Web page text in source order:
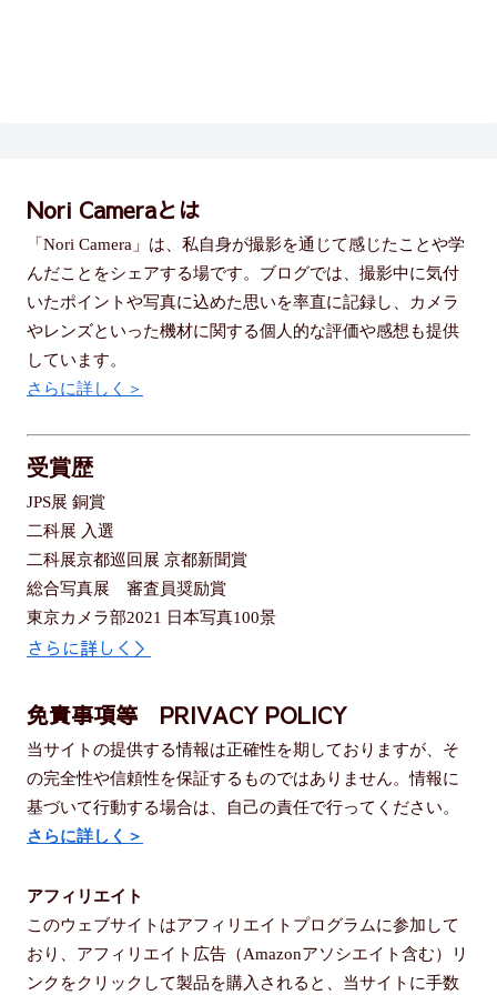
Nori Cameraとは
「Nori Camera」は、私自身が撮影を通じて感じたことや学
んだことをシェアする場です。ブログでは、撮影中に気付
いたポイントや写真に込めた思いを率直に記録し、カメラ
やレンズといった機材に関する個人的な評価や感想も提供
しています。
さらに詳しく＞
受賞歴
JPS展 銅賞
二科展 入選
二科展京都巡回展 京都新聞賞
総合写真展 審査員奨励賞
東京カメラ部2021 日本写真100景
さらに詳しく＞
免責事項等 PRIVACY POLICY
当サイトの提供する情報は正確性を期しておりますが、そ
の完全性や信頼性を保証するものではありません。情報に
基づいて行動する場合は、自己の責任で行ってください。
さらに詳しく＞
アフィリエイト
このウェブサイトはアフィリエイトプログラムに参加して
おり、アフィリエイト広告（Amazonアソシエイト含む）リ
ンクをクリックして製品を購入されると、当サイトに手数